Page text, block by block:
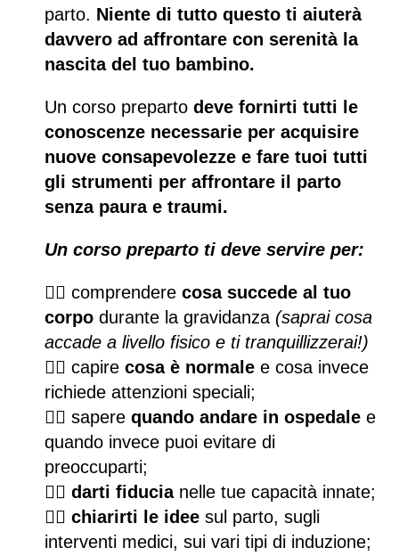
parto. Niente di tutto questo ti aiuterà
davvero ad affrontare con serenità la
nascita del tuo bambino.
Un corso preparto deve fornirti tutti le
conoscenze necessarie per acquisire
nuove consapevolezze e fare tuoi tutti
gli strumenti per affrontare il parto
senza paura e traumi.
Un corso preparto ti deve servire per:
👉🏻 comprendere cosa succede al tuo
corpo durante la gravidanza (saprai cosa
accade a livello fisico e ti tranquillizzerai!)
👉🏻 capire cosa è normale e cosa invece
richiede attenzioni speciali;
👉🏻 sapere quando andare in ospedale e
quando invece puoi evitare di
preoccuparti;
👉🏻 darti fiducianelle tue capacità innate;
👉🏻 chiarirti le idee sul parto, sugli
interventi medici, sui vari tipi di induzione;